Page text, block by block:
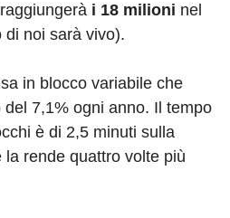
i 18 milioni nel
di noi sarà vivo).
in blocco variabile che
7,1% ogni anno. Il tempo
è di 2,5 minuti sulla
rende quattro volte più